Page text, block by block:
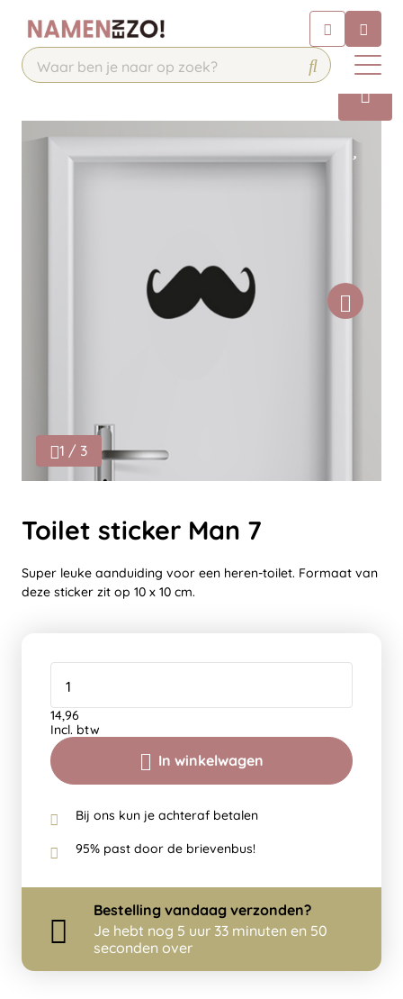
Chat 24/7 met onze chatbot voor
hulp
Contact
1 / 3
Toilet sticker Man 7
Super leuke aanduiding voor een heren-toilet. Formaat van
deze sticker zit op 10 x 10 cm.
In winkelwagen
14,96
Incl. btw
Bij ons kun je achteraf betalen
95% past door de brievenbus!
Bestelling vandaag verzonden?
Je hebt nog 5 uur 33 minuten en 50
seconden over